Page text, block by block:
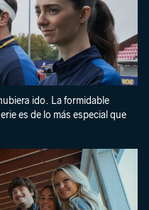
ido. La formidable
es de lo más especial que